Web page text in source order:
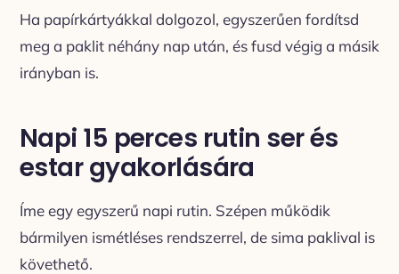
Ha papírkártyákkal dolgozol, egyszerűen fordítsd
meg a paklit néhány nap után, és fusd végig a másik
irányban is.
Napi 15 perces rutin ser és
estar gyakorlására
Íme egy egyszerű napi rutin. Szépen működik
bármilyen ismétléses rendszerrel, de sima paklival is
követhető.